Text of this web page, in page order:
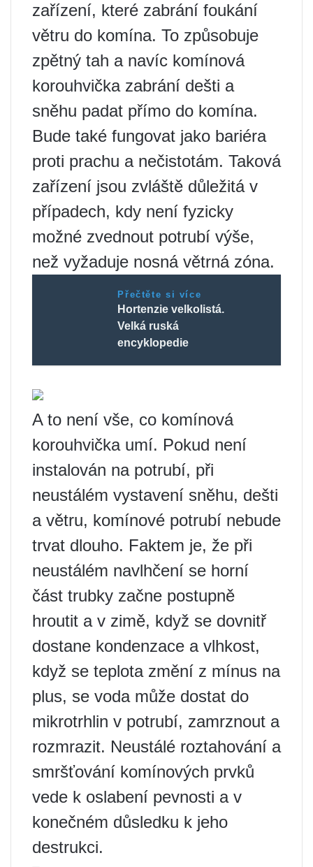
zařízení, které zabrání foukání
větru do komína. To způsobuje
zpětný tah a navíc komínová
korouhvička zabrání dešti a
sněhu padat přímo do komína.
Bude také fungovat jako bariéra
proti prachu a nečistotám. Taková
zařízení jsou zvláště důležitá v
případech, kdy není fyzicky
možné zvednout potrubí výše,
než vyžaduje nosná větrná zóna.
Přečtěte si více
Hortenzie velkolistá.
Velká ruská
encyklopedie
A to není vše, co komínová
korouhvička umí. Pokud není
instalován na potrubí, při
neustálém vystavení sněhu, dešti
a větru, komínové potrubí nebude
trvat dlouho. Faktem je, že při
neustálém navlhčení se horní
část trubky začne postupně
hroutit a v zimě, když se dovnitř
dostane kondenzace a vlhkost,
když se teplota změní z mínus na
plus, se voda může dostat do
mikrotrhlin v potrubí, zamrznout a
rozmrazit. Neustálé roztahování a
smršťování komínových prvků
vede k oslabení pevnosti a v
konečném důsledku k jeho
destrukci.